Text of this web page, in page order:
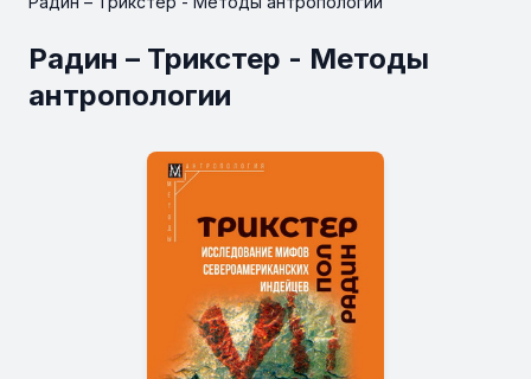
Радин – Трикстер - Методы
антропологии